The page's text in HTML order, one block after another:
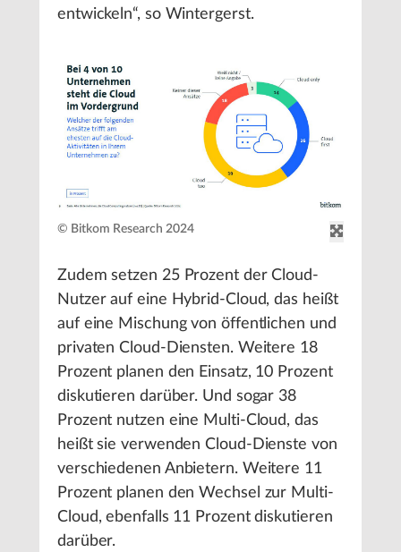
entwickeln“, so Wintergerst.
© Bitkom Research 2024
Zudem setzen 25 Prozent der Cloud-
Nutzer auf eine Hybrid-Cloud, das heißt
auf eine Mischung von öffentlichen und
privaten Cloud-Diensten. Weitere 18
Prozent planen den Einsatz, 10 Prozent
diskutieren darüber. Und sogar 38
Prozent nutzen eine Multi-Cloud, das
heißt sie verwenden Cloud-Dienste von
verschiedenen Anbietern. Weitere 11
Prozent planen den Wechsel zur Multi-
Cloud, ebenfalls 11 Prozent diskutieren
darüber.